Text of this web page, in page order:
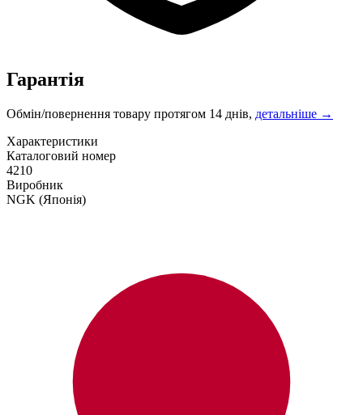
Гарантія
Обмін/повернення товару протягом 14 днів, детальніше →
Характеристики
Каталоговий номер
4210
Виробник
NGK (Японія)